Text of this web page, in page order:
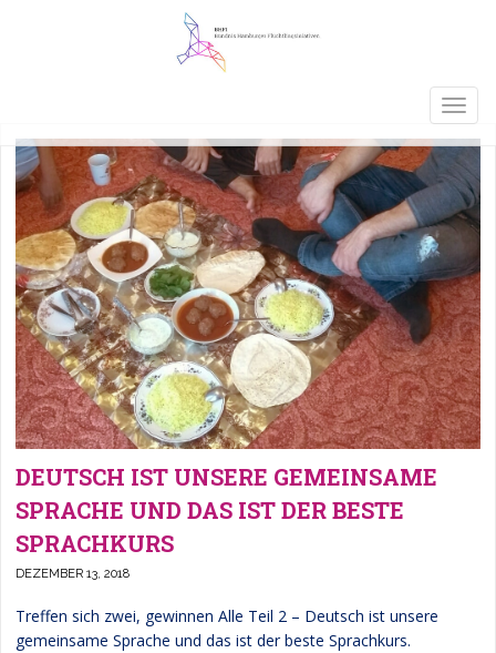
DEUTSCH IST UNSERE GEMEINSAME
SPRACHE UND DAS IST DER BESTE
SPRACHKURS
DEZEMBER 13, 2018
Treffen sich zwei, gewinnen Alle Teil 2 – Deutsch ist unsere
gemeinsame Sprache und das ist der beste Sprachkurs.